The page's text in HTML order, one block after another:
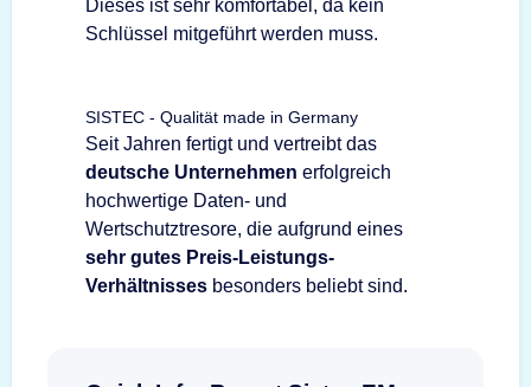
Dieses ist sehr komfortabel, da kein
Schlüssel mitgeführt werden muss.
SISTEC - Qualität made in Germany
Seit Jahren fertigt und vertreibt das
deutsche Unternehmen erfolgreich
hochwertige Daten- und
Wertschutztresore, die aufgrund eines
sehr gutes Preis-Leistungs-
Verhältnisses besonders beliebt sind.